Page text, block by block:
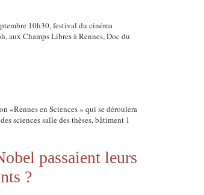
10h30, festival du cinéma
aux Champs Libres à Rennes, Doc du
«Rennes en Sciences » qui se déroulera
sciences salle des thèses, bâtiment 1
passaient leurs
?